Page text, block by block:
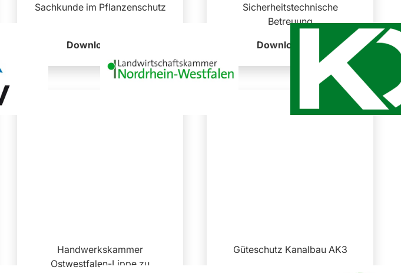
Sachkunde im Pflanzenschutz
Download
Sicherheitstechnische
Betreuung
Download
Handwerkskammer
Ostwestfalen-Lippe zu
Güteschutz Kanalbau AK3